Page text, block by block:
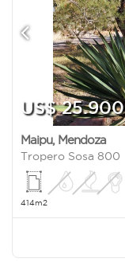
US$ 25.900
Maipu, Mendoza
Tropero Sosa 800
414m2